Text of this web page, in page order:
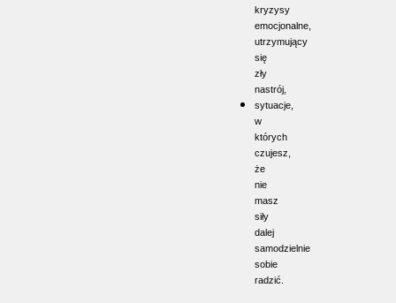
kryzysy
emocjonalne,
utrzymujący
się
zły
nastrój,
sytuacje,
w
których
czujesz,
że
nie
masz
siły
dalej
samodzielnie
sobie
radzić.